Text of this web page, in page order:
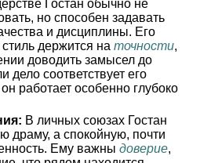
Гостан обычно не
но способен задавать
и дисциплины. Его
держится на точности,
доводить замысел до
дело соответствует его
работает особенно глубоко
В личных союзах Гостан
драму, а спокойную, почти
Ему важны доверие,